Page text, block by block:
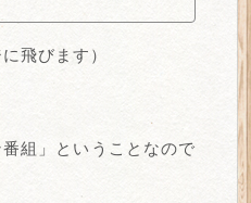
飛びます）
組」ということなので